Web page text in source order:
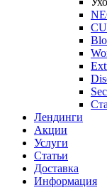
Лендинги
Акции
Услуги
Статьи
Доставка
Информация